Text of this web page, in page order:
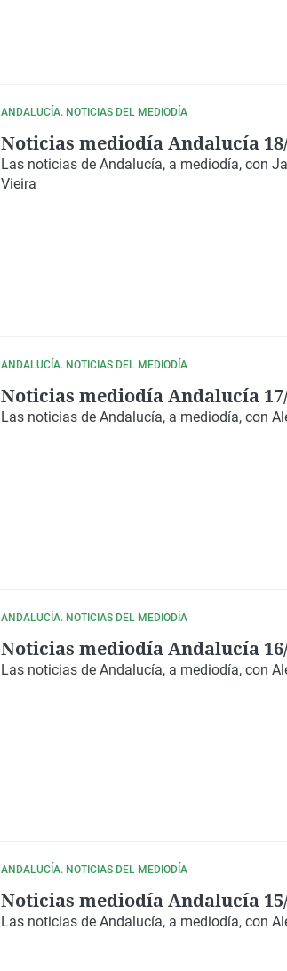
ANDALUCÍA. NOTICIAS DEL MEDIODÍA
Noticias mediodía Andalucía 18/
Las noticias de Andalucía, a mediodía, con
Vieira
ANDALUCÍA. NOTICIAS DEL MEDIODÍA
Noticias mediodía Andalucía 17/
Las noticias de Andalucía, a mediodía, con
ANDALUCÍA. NOTICIAS DEL MEDIODÍA
Noticias mediodía Andalucía 16/
Las noticias de Andalucía, a mediodía, con
ANDALUCÍA. NOTICIAS DEL MEDIODÍA
Noticias mediodía Andalucía 15/
Las noticias de Andalucía, a mediodía, con